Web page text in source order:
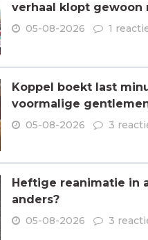
verhaal klopt gewoon
05-08-2026 1
Koppel boekt last
voormalige
05-08-2026 3
Heftige reanimatie in
anders?
05-08-2026 3